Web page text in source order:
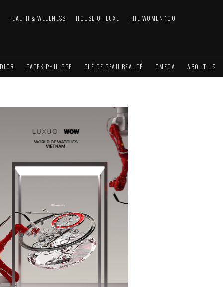
HEALTH & WELLNESS HOUSE OF LUXE THE WOMEN 100
DIOR PATEK PHILIPPE CLÉ DE PEAU BEAUTÉ OMEGA ABOUT US